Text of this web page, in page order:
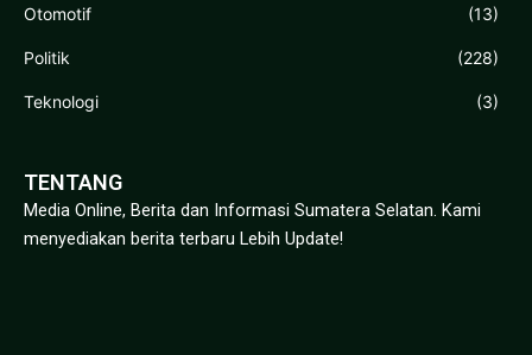
Otomotif (13)
Politik (228)
Teknologi (3)
TENTANG
Media Online, Berita dan Informasi Sumatera Selatan. Kami
menyediakan berita terbaru Lebih Update!